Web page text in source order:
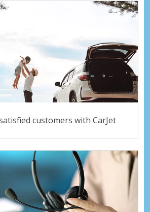
customers with CarJet